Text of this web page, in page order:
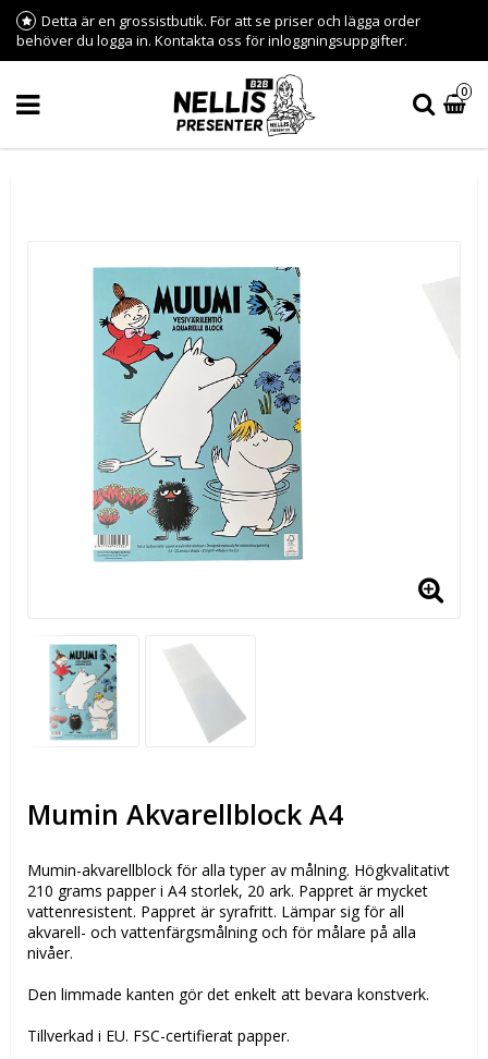
Detta är en grossistbutik. För att se priser och lägga order
behöver du logga in. Kontakta oss för inloggningsuppgifter.
0
Mumin Akvarellblock A4
Mumin-akvarellblock för alla typer av målning. Högkvalitativt
210 grams papper i A4 storlek, 20 ark. Pappret är mycket
vattenresistent. Pappret är syrafritt. Lämpar sig för all
akvarell- och vattenfärgsmålning och för målare på alla
nivåer.
Den limmade kanten gör det enkelt att bevara konstverk.
Tillverkad i EU. FSC-certifierat papper.